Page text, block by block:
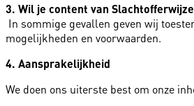
3. Wil je content van
In sommige gevallen geven wij
mogelijkheden en voorwaarden.
4. Aansprakelijkheid
We doen ons uiterste best om onze